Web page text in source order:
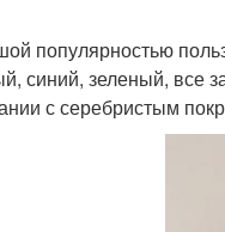
популярностью
синий, зеленый, все
с серебристым